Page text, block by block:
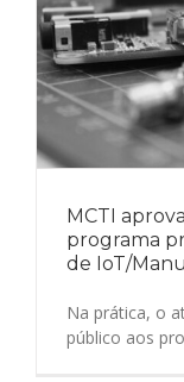
MCTI
programa
de IoT/
Na prática, o
público aos